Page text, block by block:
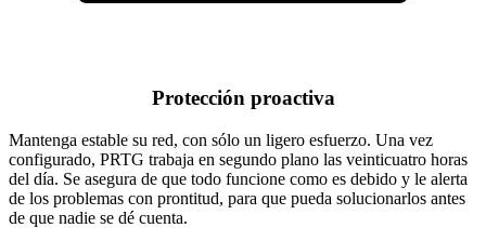
Protección proactiva
Mantenga estable su red, con sólo un ligero esfuerzo. Una vez
configurado, PRTG trabaja en segundo plano las veinticuatro horas
del día. Se asegura de que todo funcione como es debido y le alerta
de los problemas con prontitud, para que pueda solucionarlos antes
de que nadie se dé cuenta.